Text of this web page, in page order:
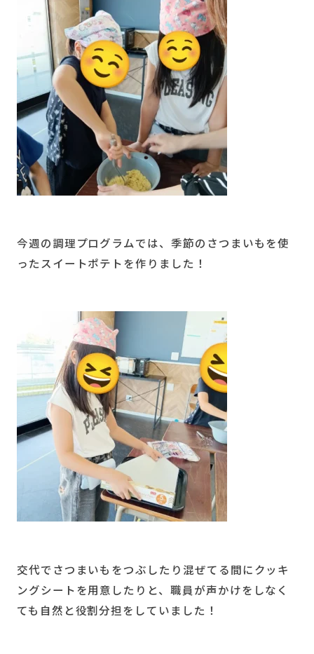
今週の調理プログラムでは、季節のさつまいもを使
ったスイートポテトを作りました！
交代でさつまいもをつぶしたり混ぜてる間にクッキ
ングシートを用意したりと、職員が声かけをしなく
ても自然と役割分担をしていました！